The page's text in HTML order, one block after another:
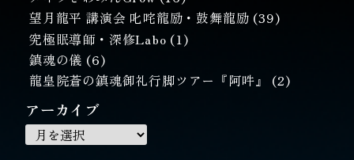
望月龍平 講演会 叱咤龍励・鼓舞龍励 (39)
究極眠導師・深修Labo (1)
鎮魂の儀 (6)
龍皇院蒼の鎮魂御礼行脚ツアー『阿吽』 (2)
アーカイブ